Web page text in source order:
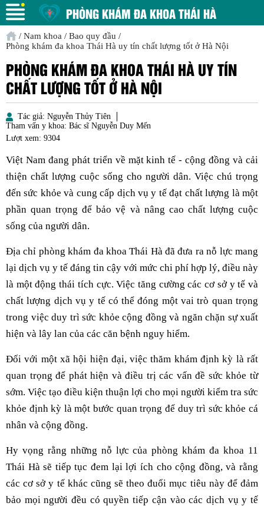
PHÒNG KHÁM ĐA KHOA THÁI HÀ
/ Nam khoa / Bao quy đầu /
Phòng khám đa khoa Thái Hà uy tín chất lượng tốt ở Hà Nội
PHÒNG KHÁM ĐA KHOA THÁI HÀ UY TÍN
CHẤT LƯỢNG TỐT Ở HÀ NỘI
Tác giả: Nguyễn Thủy Tiên
Tham vấn y khoa: Bác sĩ Nguyễn Duy Mến
Lượt xem: 9304
Việt Nam đang phát triển về mặt kinh tế - cộng đồng và cải
thiện chất lượng cuộc sống cho người dân. Việc chú trọng
đến sức khỏe và cung cấp dịch vụ y tế đạt chất lượng là một
phần quan trọng để bảo vệ và nâng cao chất lượng cuộc
sống của người dân.
Địa chỉ phòng khám đa khoa Thái Hà đã đưa ra nỗ lực mang
lại dịch vụ y tế đáng tin cậy với mức chi phí hợp lý, điều này
là một động thái tích cực. Việc tăng cường các cơ sở y tế và
chất lượng dịch vụ y tế có thể đóng một vai trò quan trọng
trong việc duy trì sức khỏe cộng đồng và ngăn chặn sự xuất
hiện và lây lan của các căn bệnh nguy hiểm.
Đối với một xã hội hiện đại, việc thăm khám định kỳ là rất
quan trọng để phát hiện và điều trị các vấn đề sức khỏe từ
sớm. Việc tạo điều kiện thuận lợi cho mọi người kiểm tra sức
khỏe định kỳ là một bước quan trọng để duy trì sức khỏe cá
nhân và cộng đồng.
Hy vọng rằng những nỗ lực của phòng khám đa khoa 11
Thái Hà sẽ tiếp tục đem lại lợi ích cho cộng đồng, và rằng
các cơ sở y tế khác cũng sẽ theo đuổi mục tiêu này để đảm
bảo mọi người đều có quyền tiếp cận vào các dịch vụ y tế